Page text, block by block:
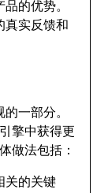
的优势。
真实反馈和
一部分。
擎中获得更
做法包括：
关的关键